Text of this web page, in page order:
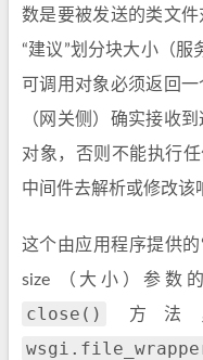
数是要被发送的类文
“建议”划分块大小（
可调用对象必须返回
（网关侧）确实接收
对象，否则不能执行
中间件去解析或修改该
这个由应用程序提供
size （大小）参数
close() 方法